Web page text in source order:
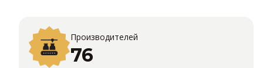
Производителей
76